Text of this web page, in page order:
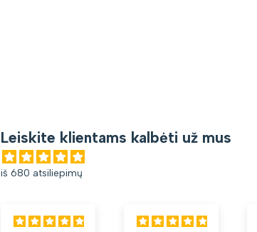
Leiskite klientams kalbėti už mus
iš 680 atsiliepimų